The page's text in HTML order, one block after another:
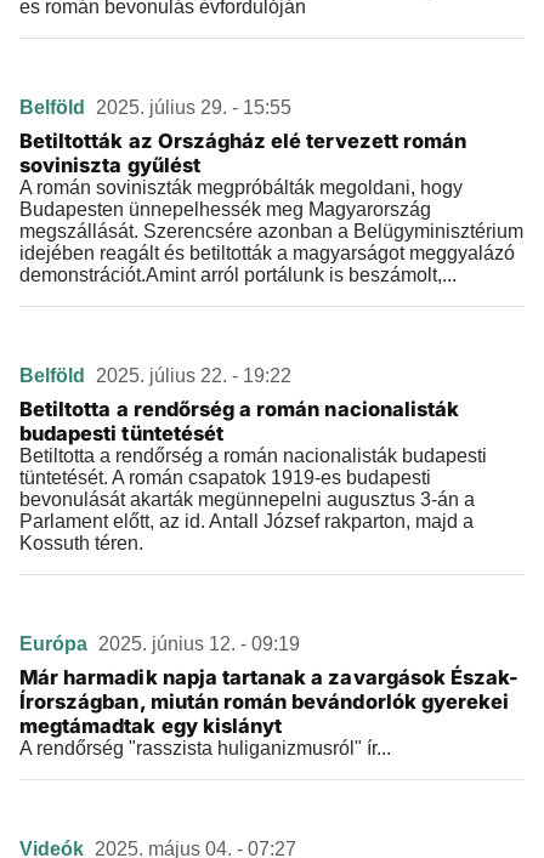
es román bevonulás évfordulóján
Belföld 2025. július 29. - 15:55
Betiltották az Országház elé tervezett román
soviniszta gyűlést
A román soviniszták megpróbálták megoldani, hogy
Budapesten ünnepelhessék meg Magyarország
megszállását. Szerencsére azonban a Belügyminisztérium
idejében reagált és betiltották a magyarságot meggyalázó
demonstrációt.Amint arról portálunk is beszámolt,...
Belföld 2025. július 22. - 19:22
Betiltotta a rendőrség a román nacionalisták
budapesti tüntetését
Betiltotta a rendőrség a román nacionalisták budapesti
tüntetését. A román csapatok 1919-es budapesti
bevonulását akarták megünnepelni augusztus 3-án a
Parlament előtt, az id. Antall József rakparton, majd a
Kossuth téren.
Európa 2025. június 12. - 09:19
Már harmadik napja tartanak a zavargások Észak-
Írországban, miután román bevándorlók gyerekei
megtámadtak egy kislányt
A rendőrség "rasszista huliganizmusról" ír...
Videók 2025. május 04. - 07:27